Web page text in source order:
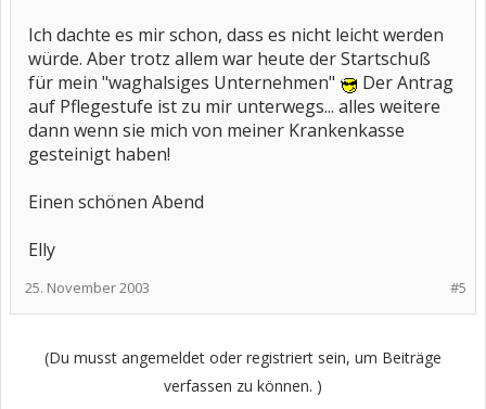
Ich dachte es mir schon, dass es nicht leicht werden
würde. Aber trotz allem war heute der Startschuß
für mein "waghalsiges Unternehmen"
Der Antrag
auf Pflegestufe ist zu mir unterwegs... alles weitere
dann wenn sie mich von meiner Krankenkasse
gesteinigt haben!
Einen schönen Abend
Elly
#5
25. November 2003
(Du musst angemeldet oder registriert sein, um Beiträge
verfassen zu können. )